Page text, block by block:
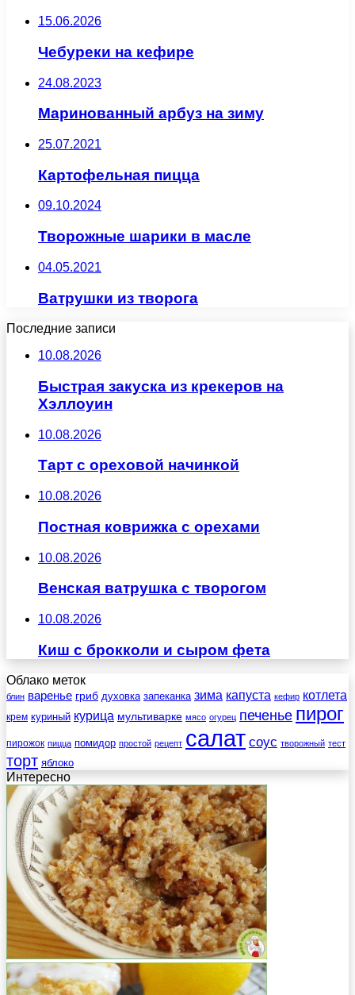
15.06.2026
Чебуреки на кефире
24.08.2023
Маринованный арбуз на зиму
25.07.2021
Картофельная пицца
09.10.2024
Творожные шарики в масле
04.05.2021
Ватрушки из творога
Последние записи
10.08.2026
Быстрая закуска из крекеров на
Хэллоуин
10.08.2026
Тарт с ореховой начинкой
10.08.2026
Постная коврижка с орехами
10.08.2026
Венская ватрушка с творогом
10.08.2026
Киш с брокколи и сыром фета
Облако меток
блин варенье гриб духовка запеканка зима капуста кефир котлета
крем куриный курица мультиварке мясо огурец печенье пирог
пирожок пицца помидор простой рецепт салат соус творожный тест
торт яблоко
Интересно